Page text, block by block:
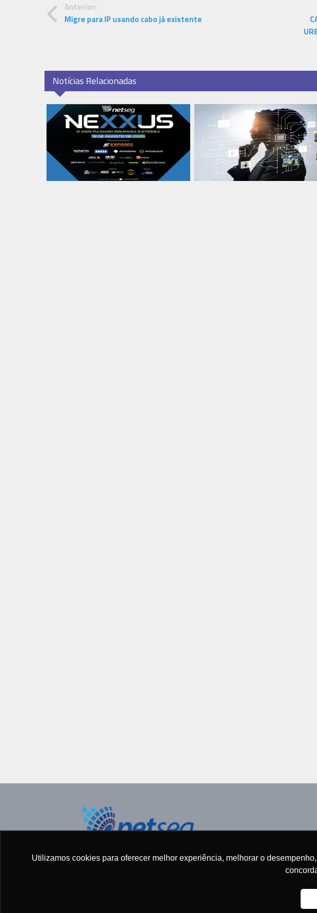
Utilizamos cookies para oferecer melhor experiência, melhorar o
Anterior:
Migre para IP usando cabo já existente
Notícias Relacionadas
Todos os direitos reservados ©